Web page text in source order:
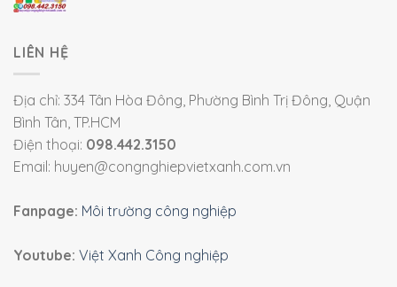
LIÊN HỆ
Địa chỉ: 334 Tân Hòa Đông, Phường Bình Trị Đông, Quận
Bình Tân, TP.HCM
Điện thoại: 098.442.3150
Email: huyen@congnghiepvietxanh.com.vn
Fanpage: Môi trường công nghiệp
Youtube: Việt Xanh Công nghiệp